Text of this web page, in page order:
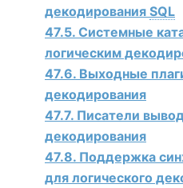
декодирования SQL
47.5. Системные
логическим
47.6. Выходные
декодирования
47.7. Писатели
декодирования
47.8. Поддержка
для логического